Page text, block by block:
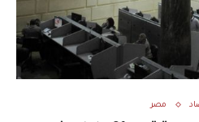
مصر